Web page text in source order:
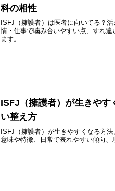
科の相性
ISFJ（擁護者）は医者に向いてる？
情・仕事で噛み合いやすい点、すれ
ます。
ISFJ（擁護者）が生きや
い整え方
ISFJ（擁護者）が生きやすくなる方
意味や特徴、日常で表れやすい傾向、